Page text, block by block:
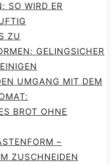
SO WIRD ER
ZU
GELINGSICHER
UMGANG MIT DEM
BROT OHNE
–
ZUSCHNEIDEN